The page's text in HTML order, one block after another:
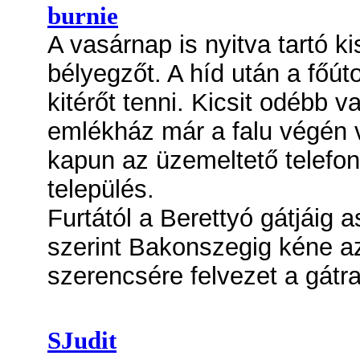
burnie
A vasárnap is nyitva tartó
bélyegzőt. A híd után a
kitérőt tenni. Kicsit odébb
emlékház már a falu végén
kapun az üzemeltető
település.
Furtától a Berettyó gátjáig
szerint Bakonszegig kéne
szerencsére felvezet a
SJudit